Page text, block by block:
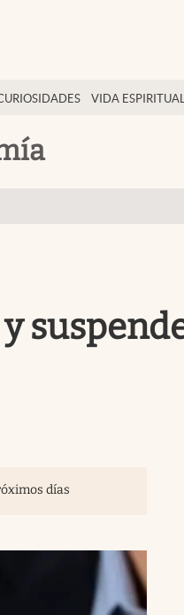
VIDA
días